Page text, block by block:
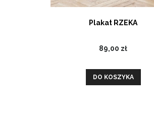
Plakat RZEKA
89,00 zł
DO KOSZYKA